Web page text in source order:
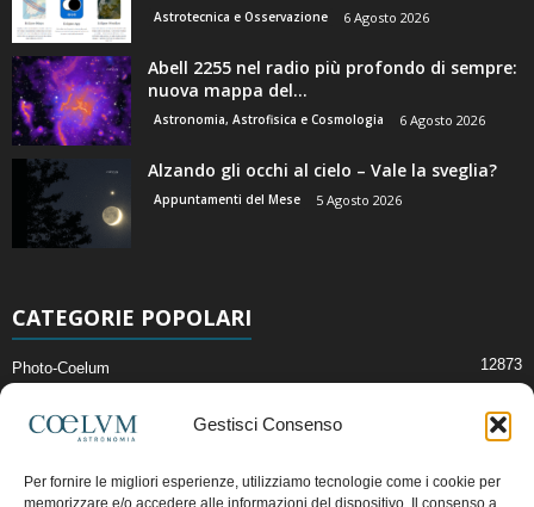
Gestisci Consenso
Per fornire le migliori esperienze, utilizziamo tecnologie come i cookie per
memorizzare e/o accedere alle informazioni del dispositivo. Il consenso a
Astrotecnica e Osservazione 6 Agosto 2026
Abell 2255 nel radio più profondo di sempre:
nuova mappa del...
Astronomia, Astrofisica e Cosmologia 6 Agosto 2026
Alzando gli occhi al cielo – Vale la sveglia?
Appuntamenti del Mese 5 Agosto 2026
CATEGORIE POPOLARI
Photo-Coelum 12873
News di Astronomia 2409
Cielo del Mese